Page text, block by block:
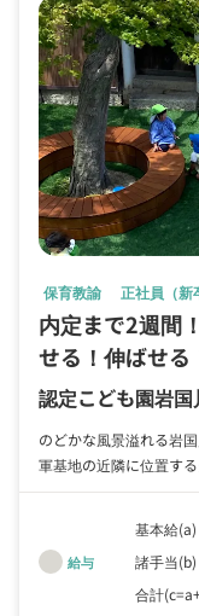
保育教諭 正社員（新
内定まで2週間
せる！伸ばせる
認定こども園岩
のどかな風景溢れる岩
軍基地の近隣に位置す
んが多く（全体の3割程度）在籍し
て、保育が必要なお子
に生活しています。 幼
お子さんに対する保育
保育サービスとして、
給与
基本給(a)
諸手当(b)
合計